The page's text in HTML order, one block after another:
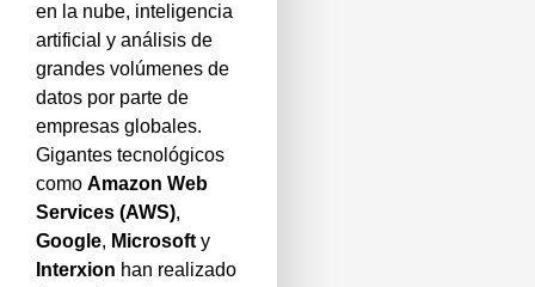
en la nube, inteligencia
artificial y análisis de
grandes volúmenes de
datos por parte de
empresas globales.
Gigantes tecnológicos
como Amazon Web
Services (AWS),
Google, Microsoft y
Interxion han realizado